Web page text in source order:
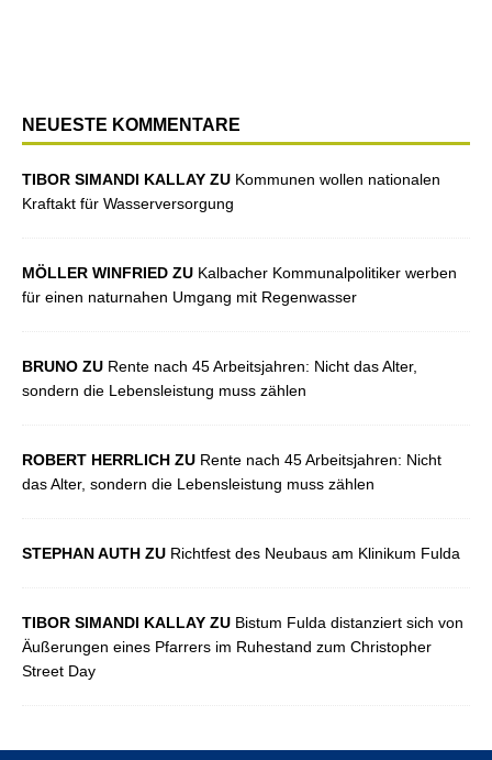
NEUESTE KOMMENTARE
TIBOR SIMANDI KALLAY ZU Kommunen wollen nationalen
Kraftakt für Wasserversorgung
MÖLLER WINFRIED ZU Kalbacher Kommunalpolitiker werben
für einen naturnahen Umgang mit Regenwasser
BRUNO ZU Rente nach 45 Arbeitsjahren: Nicht das Alter,
sondern die Lebensleistung muss zählen
ROBERT HERRLICH ZU Rente nach 45 Arbeitsjahren: Nicht
das Alter, sondern die Lebensleistung muss zählen
STEPHAN AUTH ZU Richtfest des Neubaus am Klinikum Fulda
TIBOR SIMANDI KALLAY ZU Bistum Fulda distanziert sich von
Äußerungen eines Pfarrers im Ruhestand zum Christopher
Street Day